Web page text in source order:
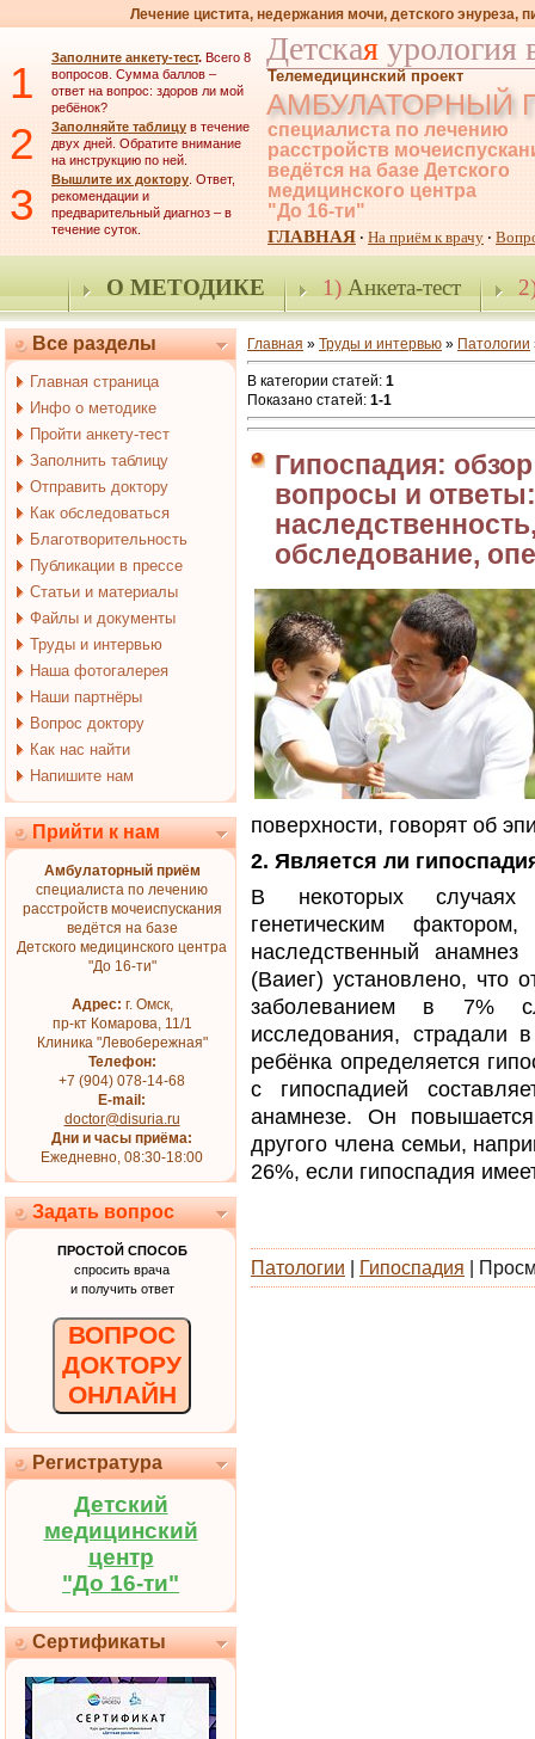
Лечение цистита, недержания мочи, детского энуреза,
1 Заполните анкету-тест. Всего 8
вопросов. Сумма баллов –
ответ на вопрос: здоров ли мой
ребёнок?
2 Заполняйте таблицу в течение
двух дней. Обратите внимание
на инструкцию по ней.
3 Вышлите их доктору. Ответ,
рекомендации и
предварительный диагноз – в
течение суток.
Детская урология
Телемедицинский проект
АМБУЛАТОРНЫЙ
специалиста по лечению
расстройств
ведётся на базе Детского
медицинского центра
"До 16-ти"
ГЛАВНАЯ · На приём к врачу ·
О МЕТОДИКЕ 1)Анкета-тест
Все разделы
Главная страница
Инфо о методике
Пройти анкету-тест
Заполнить таблицу
Отправить доктору
Как обследоваться
Благотворительность
Публикации в прессе
Статьи и материалы
Файлы и документы
Труды и интервью
Наша фотогалерея
Наши партнёры
Вопрос доктору
Как нас найти
Напишите нам
Прийти к нам
Амбулаторный приём
специалиста по лечению
расстройств мочеиспускания
ведётся на базе
Детского медицинского центра
"До 16-ти"
Адрес: г. Омск,
пр-кт Комарова, 11/1
Клиника "Левобережная"
Телефон:
+7 (904) 078-14-68
E-mail:
doctor@disuria.ru
Дни и часы приёма:
Ежедневно, 08:30-18:00
Задать вопрос
ПРОСТОЙ СПОСОБ
спросить врача
и получить ответ
ВОПРОС
ДОКТОРУ
ОНЛАЙН
Регистратура
Детский
медицинский
центр
"До 16-ти"
Сертификаты
Главная » Труды и интервью » Патологии
В категории статей: 1
Показано статей: 1-1
Гипоспадия:
вопросы и ответы:
обследование,
поверхности, говорят об
2. Является ли
В некоторых случаях
генетическим
наследственный
(Ваиег) установлено, что
заболеванием в 7%
исследования, страдали
ребёнка определяется
с гипоспадией
анамнезе. Он
другого члена семьи,
26%, если гипоспадия
Патологии Гипоспадия |